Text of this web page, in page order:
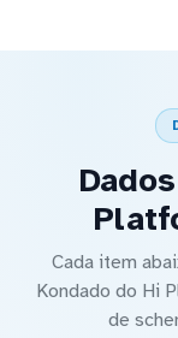
Cada item
Kondado do Hi
de